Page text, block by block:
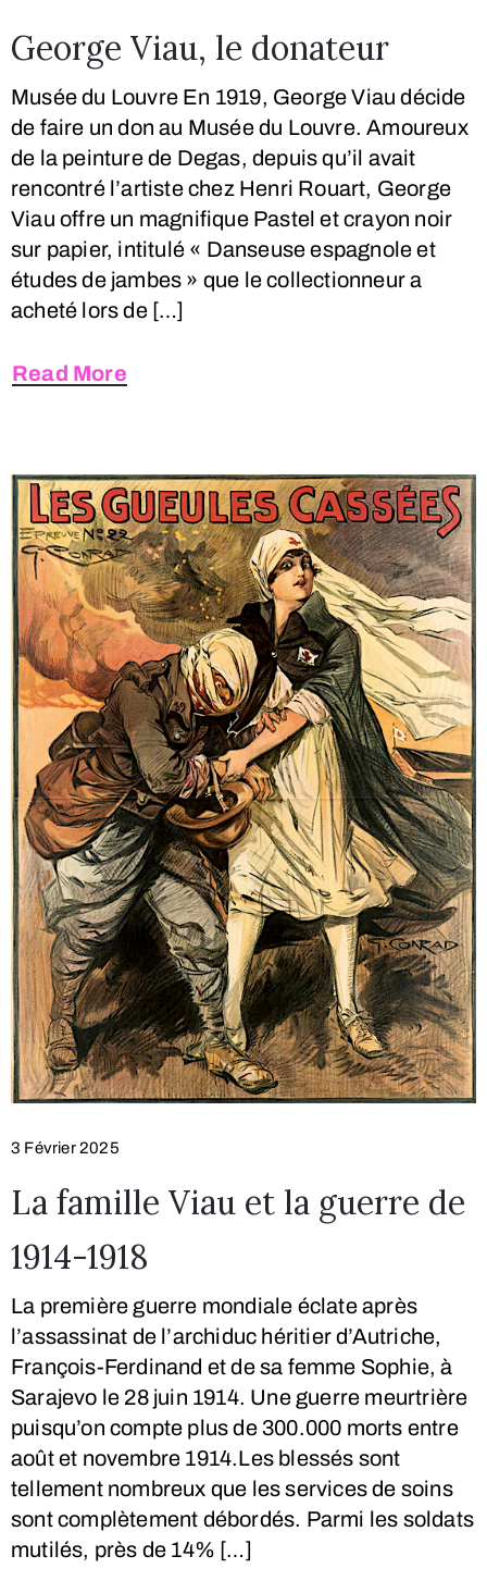
George Viau, le donateur
Musée du Louvre En 1919, George Viau décide
de faire un don au Musée du Louvre. Amoureux
de la peinture de Degas, depuis qu’il avait
rencontré l’artiste chez Henri Rouart, George
Viau offre un magnifique Pastel et crayon noir
sur papier, intitulé « Danseuse espagnole et
études de jambes » que le collectionneur a
acheté lors de […]
Read More
3 Février 2025
La famille Viau et la guerre de
1914-1918
La première guerre mondiale éclate après
l’assassinat de l’archiduc héritier d’Autriche,
François-Ferdinand et de sa femme Sophie, à
Sarajevo le 28 juin 1914. Une guerre meurtrière
puisqu’on compte plus de 300.000 morts entre
août et novembre 1914.Les blessés sont
tellement nombreux que les services de soins
sont complètement débordés. Parmi les soldats
mutilés, près de 14% […]